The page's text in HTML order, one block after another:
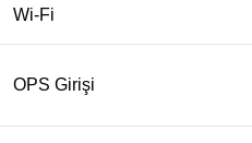
Wi-Fi
OPS Girişi